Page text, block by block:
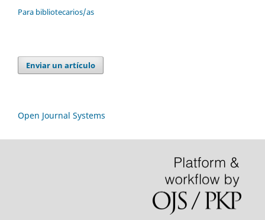
Para bibliotecarios/as
Enviar un artículo
Open Journal Systems